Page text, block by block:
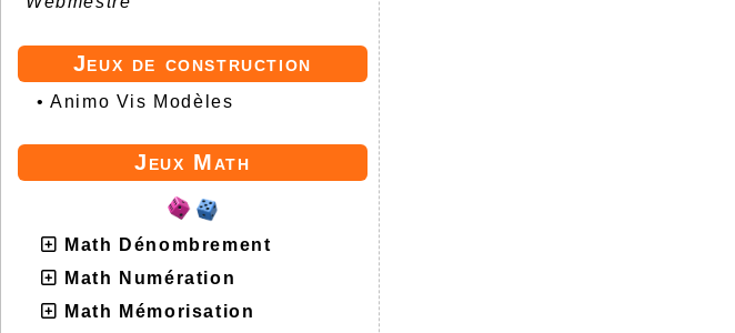
Jeux de construction
•Animo Vis Modèles
Jeux Math
Math Dénombrement
Math Numération
Math Mémorisation